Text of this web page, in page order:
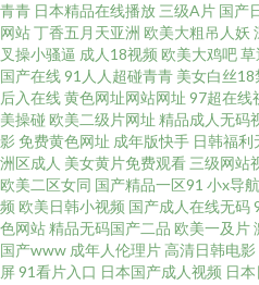
青青 日本精品在线播放 三级A片 国产
网站丁香五月天亚洲 欧美大粗吊人妖
叉操小骚逼 成人18视频 欧美大鸡吧
国产在线91人人超碰青青 美女白丝18
后入在线黄色网址网站网址 97超在线
美操碰 欧美二级片网址 精品成人无码
影 免费黄色网址 成年版快手 日韩福利
洲区成人 美女黄片免费观看 三级网站
欧美二区女同 国产精品一区91 小x导
频 欧美日韩小视频 国产成人在线无码
色网站精品无码国产二品 欧美一及片
国产www 成年人伦理片 高清日韩电影
屏91看片入口 日本国产成人视频 日